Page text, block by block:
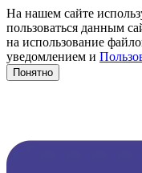
На нашем сайте
пользоваться данным
на использование
уведомлением и
Понятно